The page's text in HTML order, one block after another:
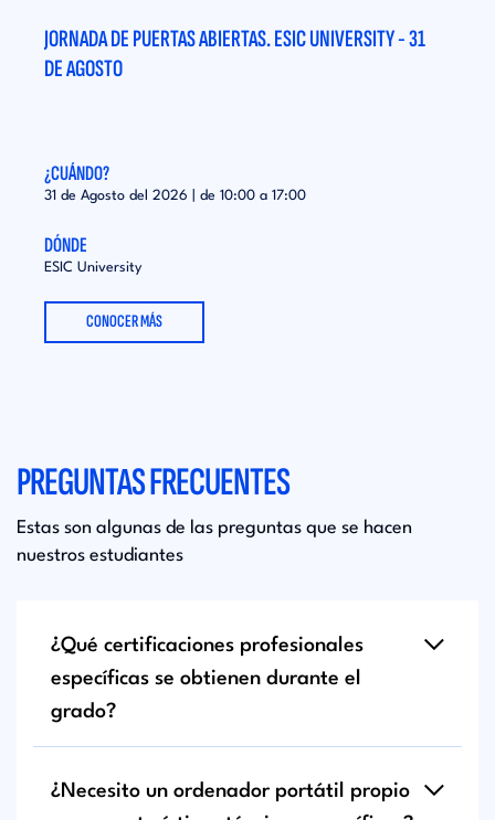
JORNADA DE PUERTAS ABIERTAS. ESIC UNIVERSITY - 31
DE AGOSTO
¿CUÁNDO?
31 de Agosto del 2026 | de 10:00a 17:00
DÓNDE
ESIC University
CONOCER MÁS
PREGUNTAS FRECUENTES
Estas son algunas de las preguntas que se hacen
nuestros estudiantes
¿Qué certificaciones profesionales
específicas se obtienen durante el
grado?
¿Necesito un ordenador portátil propio